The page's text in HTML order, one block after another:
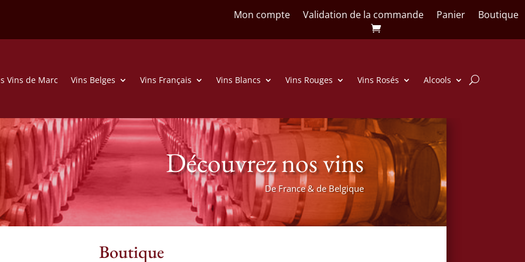
Mon compte Validation de la commande Panier Boutique
Vins de Marc Vins Belges Vins Français Vins Blancs Vins Rouges Vins Rosés Alcools
Découvrez nos vins
De France & de Belgique
Boutique